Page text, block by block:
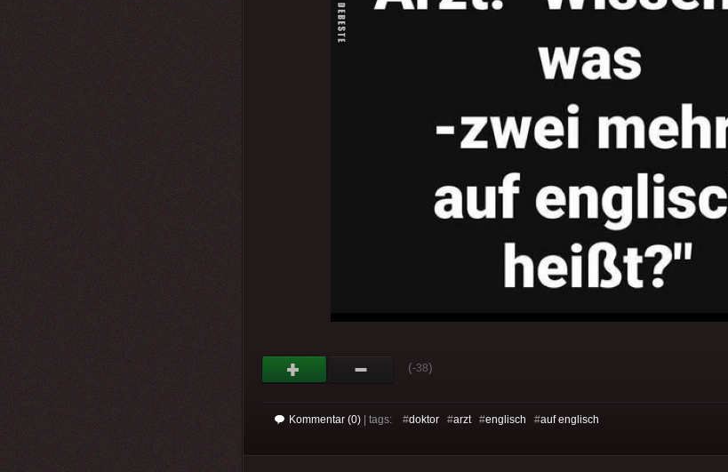
(-38)
Kommentar (0) | tags: #doktor #arzt#englisch #auf englisch